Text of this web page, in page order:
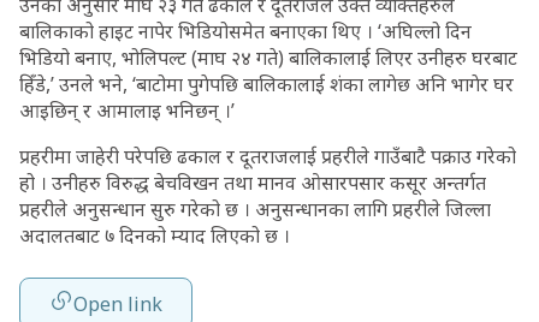
बालिकाको हाइट नापेर भिडियोसमेत बनाएका थिए । ‘अघिल्लो दिन
भिडियो बनाए, भोलिपल्ट (माघ २४ गते) बालिकालाई लिएर उनीहरु घरबाट
हिँडे,’ उनले भने, ‘बाटोमा पुगेपछि बालिकालाई शंका लागेछ अनि भागेर घर
आइछिन् र आमालाइ भनिछन् ।’
प्रहरीमा जाहेरी परेपछि ढकाल र दूतराजलाई प्रहरीले गाउँबाटै पक्राउ गरेको
हो । उनीहरु विरुद्ध बेचविखन तथा मानव ओसारपसार कसूर अन्तर्गत
प्रहरीले अनुसन्धान सुरु गरेको छ । अनुसन्धानका लागि प्रहरीले जिल्ला
अदालतबाट ७ दिनको म्याद लिएको छ ।
Open link